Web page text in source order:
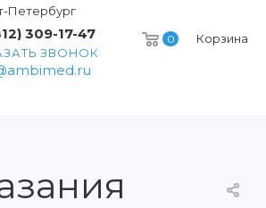
0 Корзина
Петербург
309-17-47
ЗВОНОК